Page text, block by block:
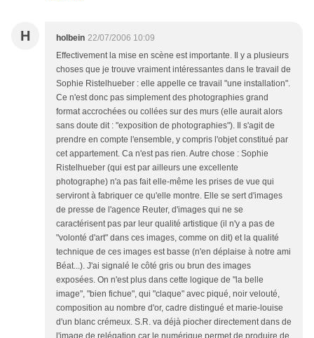
H holbein 22/07/2006 10:09
Effectivement la mise en scène est importante. Il y a plusieurs
choses que je trouve vraiment intéressantes dans le travail de
Sophie Ristelhueber : elle appelle ce travail "une installation".
Ce n'est donc pas simplement des photographies grand
format accrochées ou collées sur des murs (elle aurait alors
sans doute dit : "exposition de photographies"). Il s'agit de
prendre en compte l'ensemble, y compris l'objet constitué par
cet appartement. Ca n'est pas rien. Autre chose : Sophie
Ristelhueber (qui est par ailleurs une excellente
photographe) n'a pas fait elle-même les prises de vue qui
serviront à fabriquer ce qu'elle montre. Elle se sert d'images
de presse de l'agence Reuter, d'images qui ne se
caractérisent pas par leur qualité artistique (il n'y a pas de
"volonté d'art" dans ces images, comme on dit) et la qualité
technique de ces images est basse (n'en déplaise à notre ami
Béat...). J'ai signalé le côté gris ou brun des images
exposées. On n'est plus dans cette logique de "la belle
image", "bien fichue", qui "claque" avec piqué, noir velouté,
composition au nombre d'or, cadre distingué et marie-louise
d'un blanc crémeux. S.R. va déjà piocher directement dans de
l'image de relégation car le numérique permet de produire de